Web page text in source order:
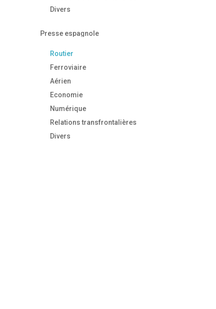
Divers
Presse espagnole
Routier
Ferroviaire
Aérien
Economie
Numérique
Relations transfrontalières
Divers